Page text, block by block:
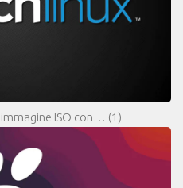
ISO con… (1)